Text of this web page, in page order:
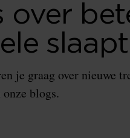
over
je graag over nieuwe
blogs.